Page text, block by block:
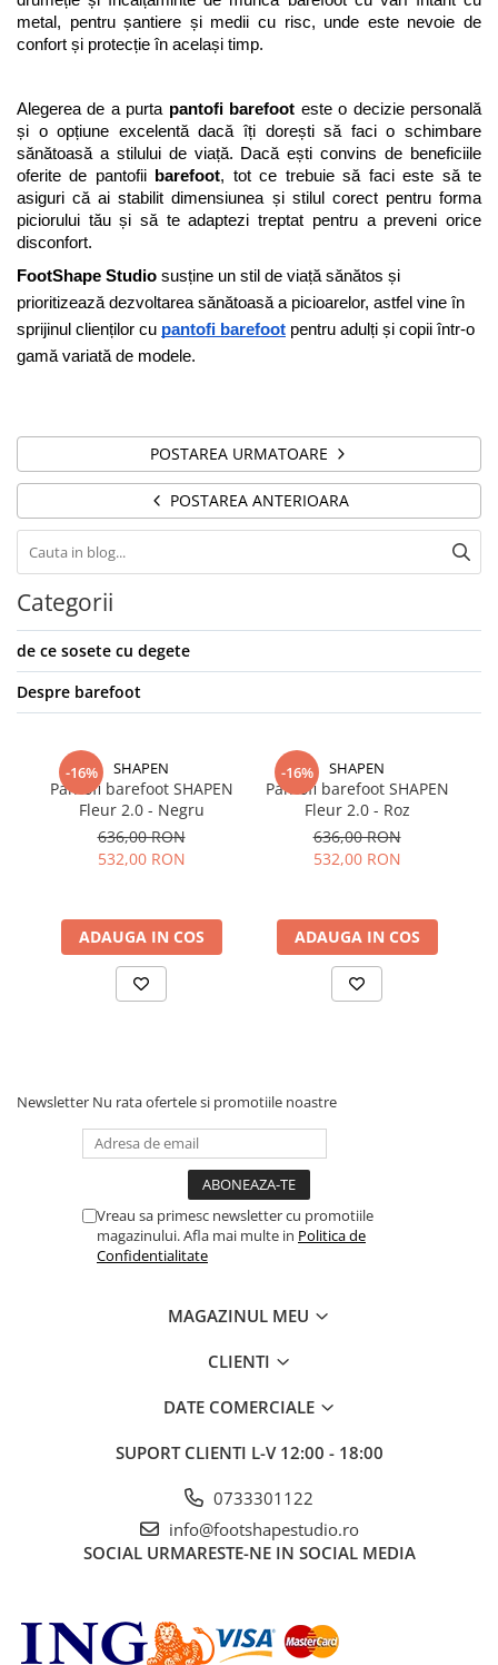
metal, pentru șantiere și medii cu risc, unde este nevoie de
confort și protecție în același timp.
Alegerea de a purta pantofi barefoot este o decizie personală
și o opțiune excelentă dacă îți dorești să faci o schimbare
sănătoasă a stilului de viață. Dacă ești convins de beneficiile
oferite de pantofii
barefoot, tot ce trebuie să faci este să te
asiguri că ai stabilit dimensiunea și stilul corect pentru forma
piciorului tău și să te adaptezi treptat pentru a preveni orice
disconfort.
FootShape Studio susține un stil de viață sănătos și
prioritizează dezvoltarea sănătoasă a picioarelor, astfel vine în
sprijinul clienților cu pantofi barefoot pentru adulți și copii într-o
gamă variată de modele.
POSTAREA URMATOARE
POSTAREA ANTERIOARA
Categorii
de ce sosete cu degete
Despre barefoot
-16% SHAPEN
Pantofi barefoot SHAPEN
Fleur 2.0 - Negru
636,00 RON
532,00 RON
ADAUGA IN COS
-16% SHAPEN
Pantofi barefoot SHAPEN
Fleur 2.0 - Roz
636,00 RON
532,00 RON
ADAUGA IN COS
Newsletter Nu rata ofertele si promotiile noastre
Vreau sa primesc newsletter cu promotiile
magazinului. Afla mai multe in Politica de
Confidentialitate
MAGAZINUL MEU
CLIENTI
DATE COMERCIALE
SUPORT CLIENTI L-V 12:00 - 18:00
0733301122
info@footshapestudio.ro
SOCIAL URMARESTE-NE IN SOCIAL MEDIA